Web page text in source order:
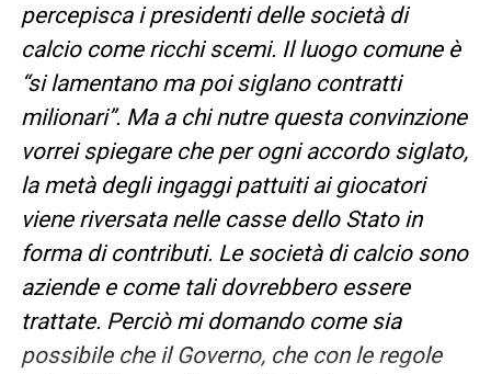
percepisca i presidenti delle società di
calcio come ricchi scemi. Il luogo comune è
“si lamentano ma poi siglano contratti
milionari”. Ma a chi nutre questa convinzione
vorrei spiegare che per ogni accordo siglato,
la metà degli ingaggi pattuiti ai giocatori
viene riversata nelle casse dello Stato in
forma di contributi. Le società di calcio sono
aziende e come tali dovrebbero essere
trattate. Perciò mi domando come sia
possibile che il Governo, che con le regole